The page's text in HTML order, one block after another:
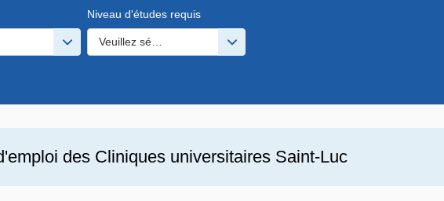
une ou des valeurs
Niveau d'études requis
Veuillez sélectionner une ou des valeurs
des Cliniques universitaires Saint-Luc